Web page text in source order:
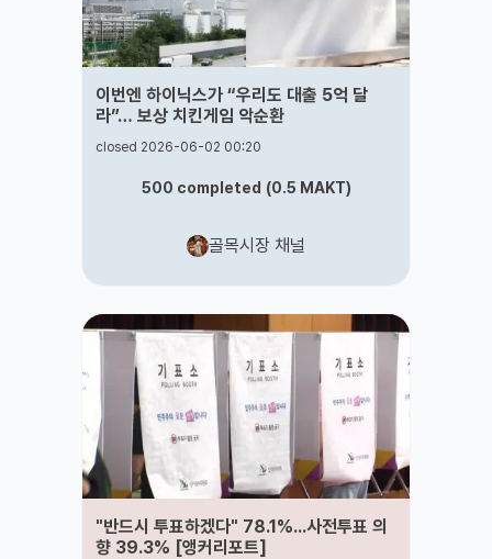
이번엔 하이닉스가 “우리도 대출 5억 달
라”… 보상 치킨게임 악순환
closed 2026-06-02 00:20
500 completed (0.5 MAKT)
골목시장 채널
"반드시 투표하겠다" 78.1%...사전투표 의
향 39.3% [앵커리포트]